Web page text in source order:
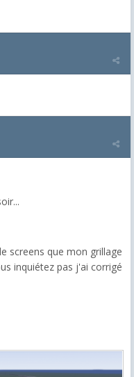
screens que mon grillage
inquiétez pas j'ai corrigé